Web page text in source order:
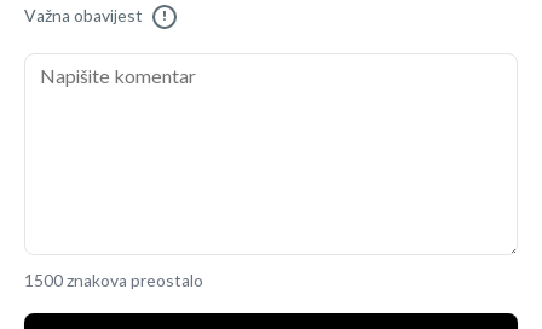
Važna obavijest !
1500 znakova preostalo